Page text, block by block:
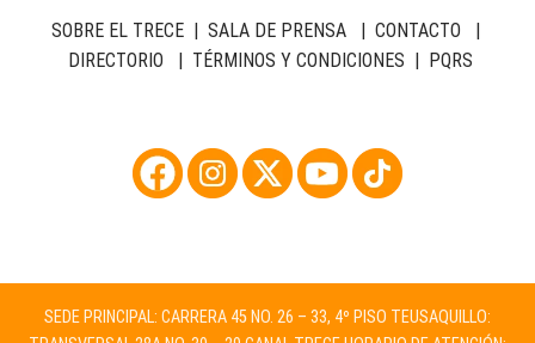
SOBRE EL TRECE| SALA DE PRENSA| CONTACTO |
DIRECTORIO | TÉRMINOS Y CONDICIONES | PQRS
SEDE PRINCIPAL: CARRERA 45 NO. 26 – 33, 4º PISO TEUSAQUILLO: